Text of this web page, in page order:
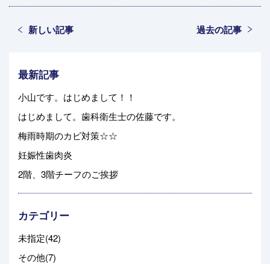
新しい記事 過去の記事
最新記事
小山です。はじめまして！！
はじめまして。歯科衛生士の佐藤です。
梅雨時期のカビ対策☆☆
妊娠性歯肉炎
2階、3階チーフのご挨拶
カテゴリー
未指定(42)
その他(7)